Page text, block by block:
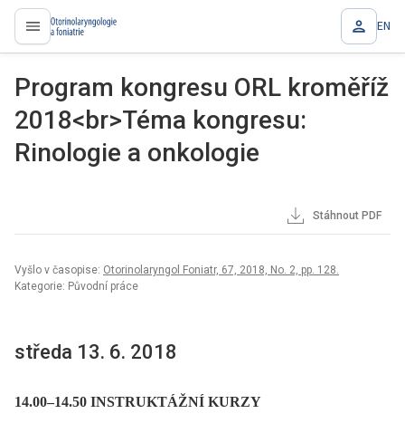
proLékaře.cz EN
Program kongresu ORL kroměříž
2018<br>Téma kongresu:
Rinologie a onkologie
Stáhnout PDF
Vyšlo v časopise: Otorinolaryngol Foniatr, 67, 2018, No. 2, pp. 128.
Kategorie: Původní práce
středa 13. 6. 2018
14.00–14.50 INSTRUKTÁŽNÍ KURZY